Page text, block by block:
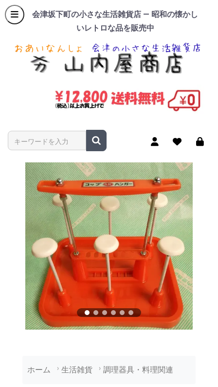
会津坂下町の小さな生活雑貨店 — 昭和の懐かし
いレトロな品を販売中
商品名やキーワードを入力
ホーム 生活雑貨 調理器具・料理関連